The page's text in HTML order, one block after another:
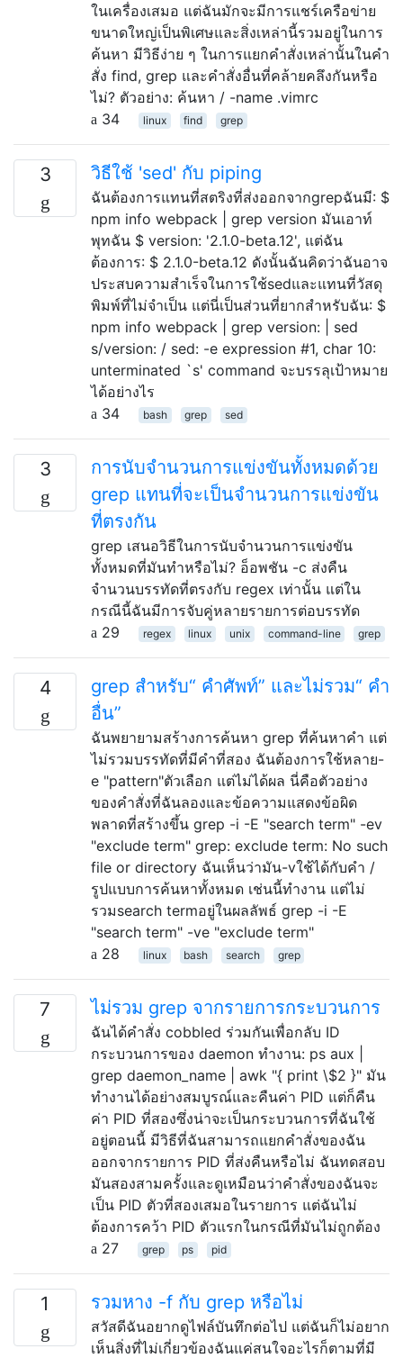
ในเครื่องเสมอ แต่ฉันมักจะมีการแชร์เครือข่าย
ขนาดใหญ่เป็นพิเศษและสิ่งเหล่านี้รวมอยู่ในการ
ค้นหา มีวิธีง่าย ๆ ในการแยกคำสั่งเหล่านั้นในคำ
สั่ง find, grep และคำสั่งอื่นที่คล้ายคลึงกันหรือ
ไม่? ตัวอย่าง: ค้นหา / -name .vimrc
34
linux find grep
3 วิธีใช้ 'sed' กับ piping
ฉันต้องการแทนที่สตริงที่ส่งออกจากgrepฉันมี: $
npm info webpack | grep version มันเอาท์
พุทฉัน $ version: '2.1.0-beta.12', แต่ฉัน
ต้องการ: $ 2.1.0-beta.12 ดังนั้นฉันคิดว่าฉันอาจ
ประสบความสำเร็จในการใช้sedและแทนที่วัสดุ
พิมพ์ที่ไม่จำเป็น แต่นี่เป็นส่วนที่ยากสำหรับฉัน: $
npm info webpack | grep version: | sed
s/version: / sed: -e expression #1, char 10:
unterminated `s' command จะบรรลุเป้าหมาย
ได้อย่างไร
34
bash grep sed
3
การนับจำนวนการแข่งขันทั้งหมดด้วย
grep แทนที่จะเป็นจำนวนการแข่งขัน
ที่ตรงกัน
grep เสนอวิธีในการนับจำนวนการแข่งขัน
ทั้งหมดที่มันทำหรือไม่? อ็อพชัน -c ส่งคืน
จำนวนบรรทัดที่ตรงกับ regex เท่านั้น แต่ใน
กรณีนี้ฉันมีการจับคู่หลายรายการต่อบรรทัด
29
regex linux unix command-line grep
4
grep สำหรับ“ คำศัพท์” และไม่รวม“ คำ
อื่น”
ฉันพยายามสร้างการค้นหา grep ที่ค้นหาคำ แต่
ไม่รวมบรรทัดที่มีคำที่สอง ฉันต้องการใช้หลาย-
e "pattern"ตัวเลือก แต่ไม่ได้ผล นี่คือตัวอย่าง
ของคำสั่งที่ฉันลองและข้อความแสดงข้อผิด
พลาดที่สร้างขึ้น grep -i -E "search term" -ev
"exclude term" grep: exclude term: No such
file or directory ฉันเห็นว่ามัน-vใช้ได้กับคำ /
รูปแบบการค้นหาทั้งหมด เช่นนี้ทำงาน แต่ไม่
รวมsearch termอยู่ในผลลัพธ์ grep -i -E
"search term" -ve "exclude term"
28
linux bash search grep
7 ไม่รวม grep จากรายการกระบวนการ
ฉันได้คำสั่ง cobbled ร่วมกันเพื่อกลับ ID
กระบวนการของ daemon ทำงาน: ps aux |
grep daemon_name | awk "{ print \$2 }" มัน
ทำงานได้อย่างสมบูรณ์และคืนค่า PID แต่ก็คืน
ค่า PID ที่สองซึ่งน่าจะเป็นกระบวนการที่ฉันใช้
อยู่ตอนนี้ มีวิธีที่ฉันสามารถแยกคำสั่งของฉัน
ออกจากรายการ PID ที่ส่งคืนหรือไม่ ฉันทดสอบ
มันสองสามครั้งและดูเหมือนว่าคำสั่งของฉันจะ
เป็น PID ตัวที่สองเสมอในรายการ แต่ฉันไม่
ต้องการคว้า PID ตัวแรกในกรณีที่มันไม่ถูกต้อง
27
grep ps pid
1 รวมหาง -f กับ grep หรือไม่
สวัสดีฉันอยากดูไฟล์บันทึกต่อไป แต่ฉันก็ไม่อยาก
เห็นสิ่งที่ไม่เกี่ยวข้องฉันแค่สนใจอะไรก็ตามที่มี